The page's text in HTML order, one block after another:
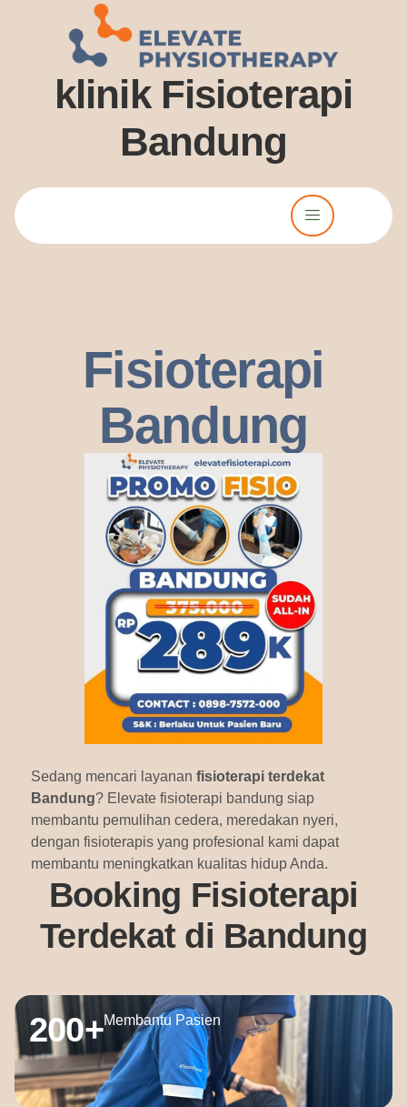
klinik Fisioterapi
Bandung
Fisioterapi
Bandung
Sedang mencari layanan fisioterapi terdekat
Bandung? Elevate fisioterapi bandung siap
membantu pemulihan cedera, meredakan nyeri,
dengan fisioterapis yang profesional kami dapat
membantu meningkatkan kualitas hidup Anda.
Booking Fisioterapi
Terdekat di Bandung
200+Membantu Pasien